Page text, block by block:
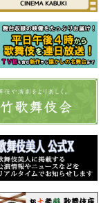
らが集まり、岩窟
姿を現すと…。
き抜く刀によっ
るひと幕です。花
ら）
家臣の佐藤忠信
御前の安否を尋ね
信を連れ立ってや
きた忠信の詮議を
きつけられて姿を